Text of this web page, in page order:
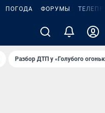
ПОГОДА ФОРУМЫ
Разбор ДТП у «Голубого